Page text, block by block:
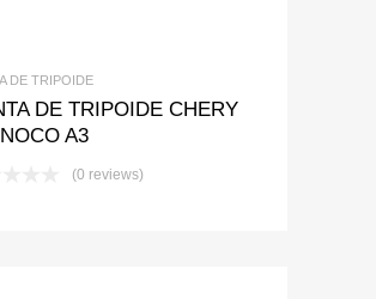
DE TRIPOIDE
DE TRIPOIDE CHERY
A3
(0 reviews)